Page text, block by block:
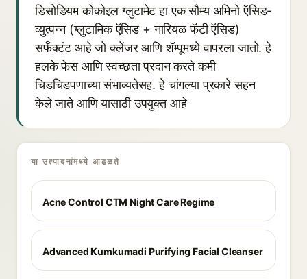
डिसोडियम कोकोइल ग्लुटामेट हा एक सौम्य अमिनो ऍसिड-
व्युत्पन्न (ग्लुटामिक ऍसिड + नारियळ फॅटी ऍसिड)
सर्फॅक्टंट आहे जो क्लेंजर आणि शॅम्पूमध्ये वापरला जातो. हे
हलके फेस आणि स्वच्छता प्रदान करते कमी
चिडचिडपणाच्या संभाव्यतेसह. हे चांगल्या प्रकारे सहन
केले जाते आणि यासाठी उपयुक्त आहे
या उत्पादनांमध्ये आढळते
Acne Control CTM Night Care Regime
Advanced Kumkumadi Purifying Facial Cleanser